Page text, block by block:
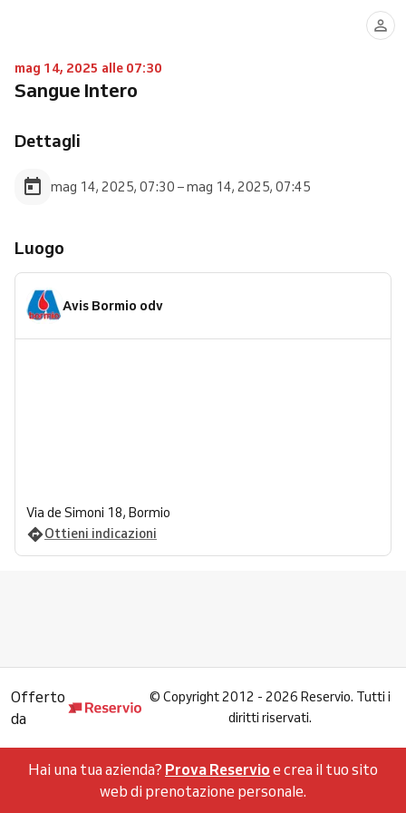
mag 14, 2025 alle 07:30
Sangue Intero
Dettagli
mag 14, 2025, 07:30 – mag 14, 2025, 07:45
Luogo
Avis Bormio odv
Via de Simoni 18, Bormio
Ottieni indicazioni
Offerto
da
© Copyright 2012 - 2026 Reservio. Tutti i
diritti riservati.
Hai una tua azienda? Prova Reservio e crea il tuo sito
web di prenotazione personale.